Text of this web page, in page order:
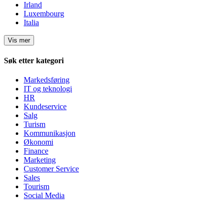
Irland
Luxembourg
Italia
Vis mer
Søk etter kategori
Markedsføring
IT og teknologi
HR
Kundeservice
Salg
Turism
Kommunikasjon
Økonomi
Finance
Marketing
Customer Service
Sales
Tourism
Social Media